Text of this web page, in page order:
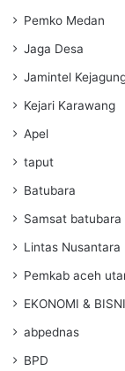
Pemko Medan
Jaga Desa
Jamintel
Kejari Karawang
Apel
taput
Batubara
Samsat batubara
Lintas Nusantara
Pemkab aceh
EKONOMI &
abpednas
BPD